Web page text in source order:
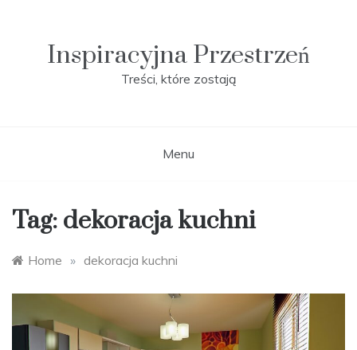
Inspiracyjna Przestrzeń
Treści, które zostają
Menu
Tag: dekoracja kuchni
Home » dekoracja kuchni